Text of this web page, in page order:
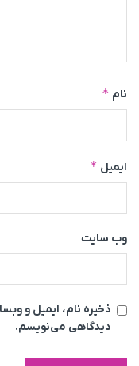
نام *
ایمیل *
وب‌ سایت
ذخیره نام، ایمیل و
دیدگاهی می‌نویسم.